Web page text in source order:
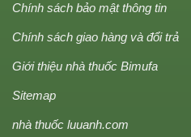
Chính sách bảo mật thông tin
Chính sách giao hàng và đổi trả
Giới thiệu nhà thuốc Bimufa
Sitemap
nhà thuốc luuanh.com